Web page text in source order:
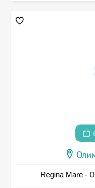
Regina Mare -